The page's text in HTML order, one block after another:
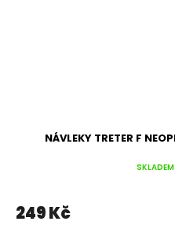
NÁVLEKY TRETER F
249 Kč